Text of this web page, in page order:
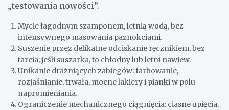
„testowania nowości”.
Mycie łagodnym szamponem, letnią wodą, bez
intensywnego masowania paznokciami.
Suszenie przez delikatne odciskanie ręcznikiem, bez
tarcia; jeśli suszarka, to chłodny lub letni nawiew.
Unikanie drażniących zabiegów: farbowanie,
rozjaśnianie, trwała, mocne lakiery i pianki w polu
napromieniania.
Ograniczenie mechanicznego ciągnięcia: ciasne upięcia,